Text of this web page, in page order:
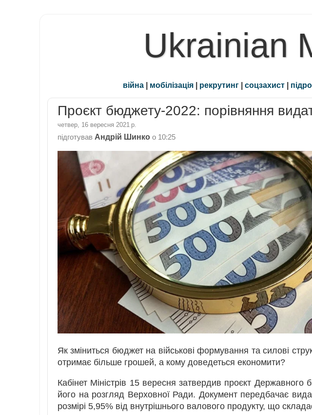
Ukrainian
війна | мобілізація | рекрутинг | соцзахист |
Проєкт бюджету-2022: порівняння
четвер, 16 вересня 2021 р.
підготував Андрій Шинко о 10:25
Як зміниться бюджет на військові формування та силові
отримає більше грошей, а кому доведеться економити?
Кабінет Міністрів 15 вересня затвердив проєкт Державного
його на розгляд Верховної Ради. Документ передбачає
розмірі 5,95% від внутрішнього валового продукту, що